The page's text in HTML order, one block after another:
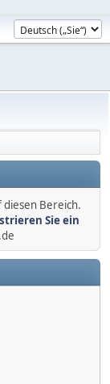
Bereich.
Sie ein